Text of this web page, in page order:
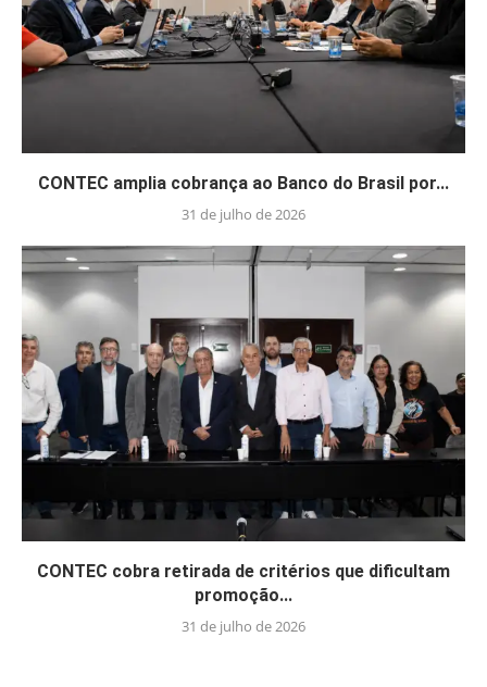
CONTEC amplia cobrança ao Banco do Brasil por...
31 de julho de 2026
CONTEC cobra retirada de critérios que dificultam
promoção...
31 de julho de 2026